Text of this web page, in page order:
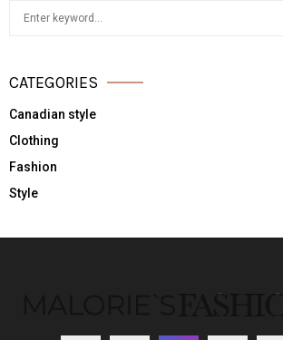
c
f
o
r
CATEGORIES
Canadian style
Clothing
Fashion
Style